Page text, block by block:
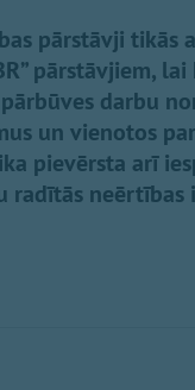
pārstāvji tikās
pārstāvjiem,
darbu
un vienotos
pievērsta arī
radītās